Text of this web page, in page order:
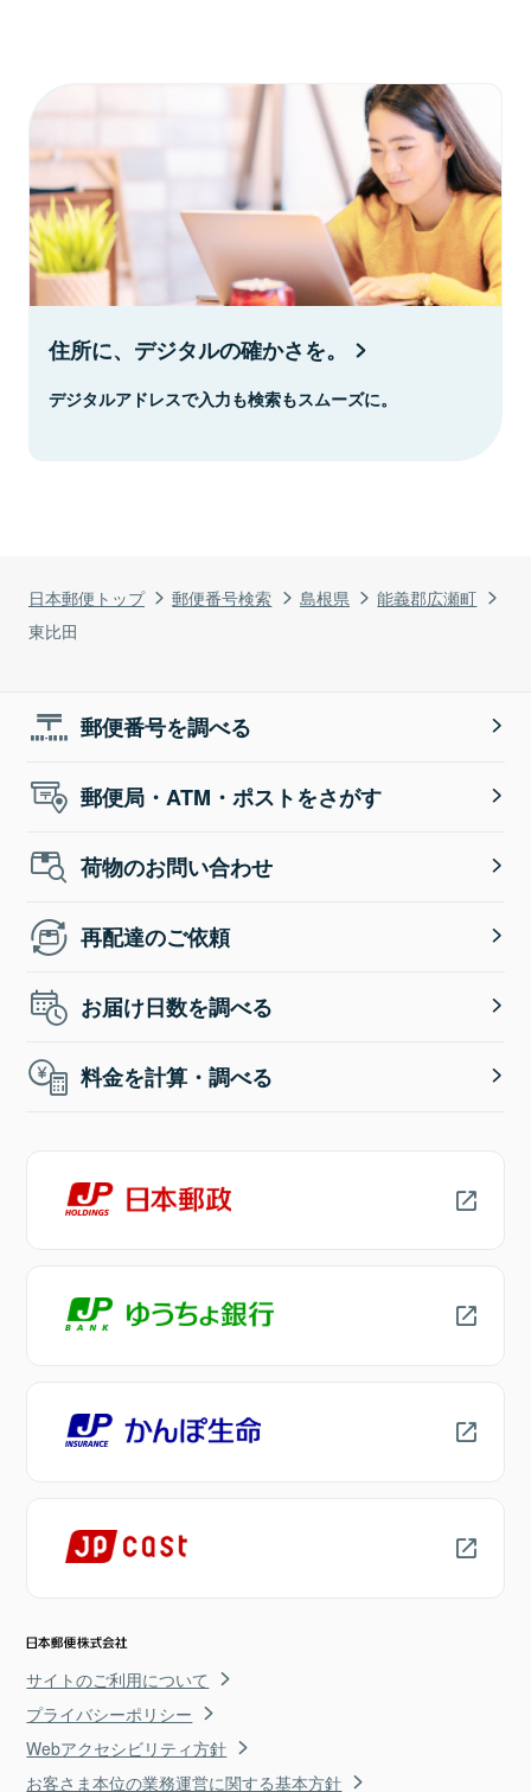
日本郵便トップ 郵便番号検索 島根県
能義郡広瀬町
東比田
住所に、デジタルの確かさを。
デジタルアドレスで入力も検索もスムーズに。
郵便番号を調べる
郵便局・ATM・ポストをさがす
荷物のお問い合わせ
再配達のご依頼
お届け日数を調べる
料金を計算・調べる
サイトのご利用について
プライバシーポリシー
Webアクセシビリティ方針
お客さま本位の業務運営に関する基本方針